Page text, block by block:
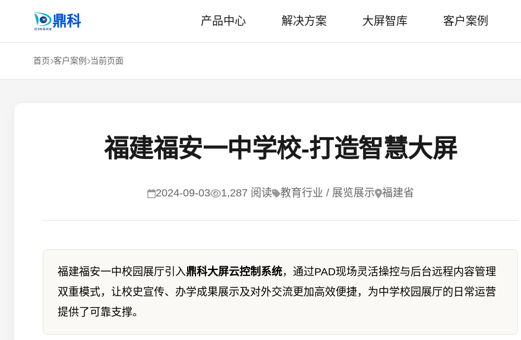
鼎科 产品中心 解决方案 大屏智库 客户案例
首页 客户案例 当前页面
福建福安一中学校-打造智慧大屏
2024-09-03 1,287 阅读 教育行业 / 展览展示 福建省
福建福安一中校园展厅引入鼎科大屏云控制系统，通过PAD现场灵活操控与后台远程内容管理
双重模式，让校史宣传、办学成果展示及对外交流更加高效便捷，为中学校园展厅的日常运营
提供了可靠支撑。